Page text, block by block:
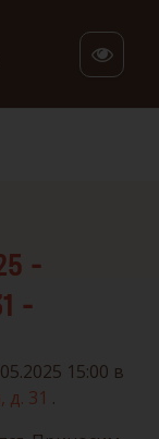
–
–
15:00 в
д. 31 .